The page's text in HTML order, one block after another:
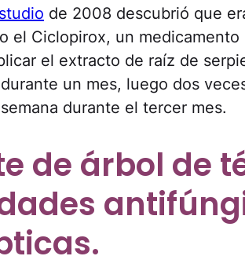
de 2008 descubrió que
el Ciclopirox, un
el extracto de raíz de
un mes, luego dos
durante el tercer mes.
de árbol de